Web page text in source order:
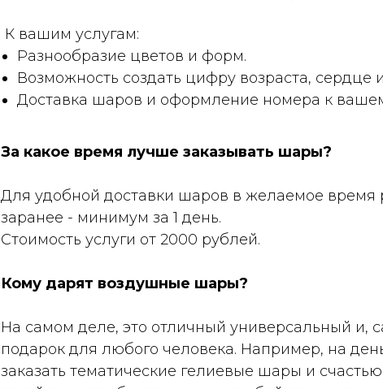
К вашим услугам:
Разнообразие цветов и форм.
Возможность создать цифру возраста, сердце
Доставка шаров и оформление номера к
За какое время лучше заказывать шары?
Для удобной доставки шаров в желаемое время
заранее - минимум за 1 день.
Стоимость услуги от 2000 рублей.
Кому дарят воздушные шары?
На самом деле, это отличный универсальный и,
подарок для любого человека. Например, на
заказать тематические гелиевые шары и